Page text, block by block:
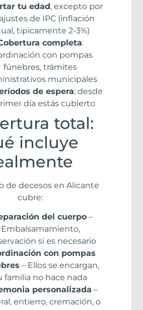
tu edad, excepto por
de IPC (inflación
típicamente 2-3%)
completa:
con pompas
fúnebres, trámites
municipales
de espera: desde
día estás cubierto
total:
incluye
de decesos en Alicante
cubre:
del cuerpo–
Embalsamamiento,
si es necesario
con pompas
– Ellos se encargan,
familia no hace nada
personalizada –
entierro, cremación, o